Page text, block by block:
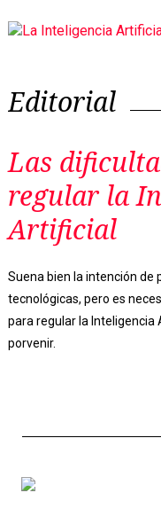
Las
Artificial
Suena bien la intención de
tecnológicas, pero es
para regular la Inteligencia
porvenir.
dólares